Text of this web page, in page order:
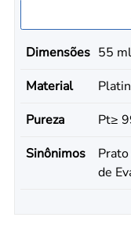
Dimensões 55
Material
Pureza
Pt≥
Sinônimos
de